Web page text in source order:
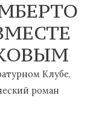
Клубе,
роман